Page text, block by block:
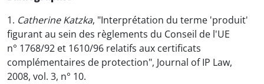
1. Catherine Katzka, "Interprétation du terme 'produit'
figurant au sein des règlements du Conseil de l'UE
n° 1768/92 et 1610/96 relatifs aux certificats
complémentaires de protection", Journal of IP Law,
2008, vol. 3, n° 10.